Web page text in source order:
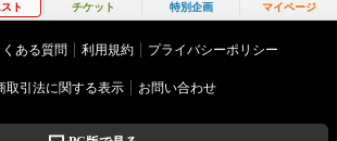
ト チケット 特別企画 マイページ
くある質問 利用規約 プライバシーポリシー
取引法に関する表示 お問い合わせ